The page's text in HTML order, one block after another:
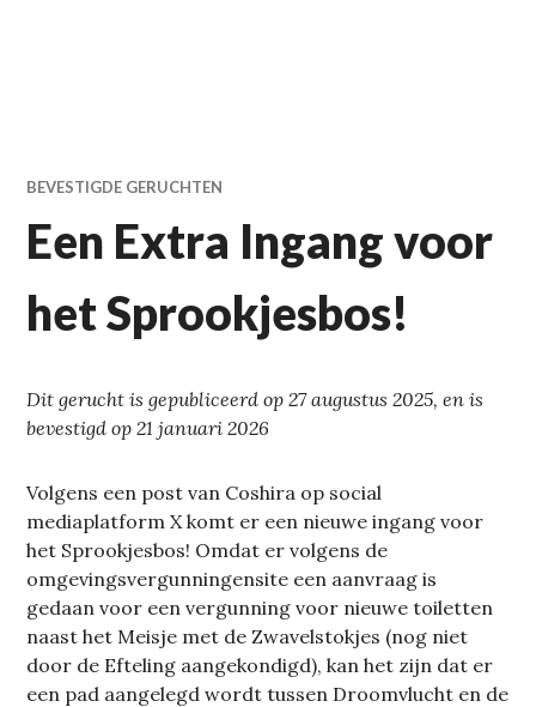
BEVESTIGDE GERUCHTEN
Een Extra Ingang voor
het Sprookjesbos!
Dit gerucht is gepubliceerd op 27 augustus 2025, en is
bevestigd op 21 januari 2026
Volgens een post van Coshira op social
mediaplatform X komt er een nieuwe ingang voor
het Sprookjesbos! Omdat er volgens de
omgevingsvergunningensite een aanvraag is
gedaan voor een vergunning voor nieuwe toiletten
naast het Meisje met de Zwavelstokjes (nog niet
door de Efteling aangekondigd), kan het zijn dat er
een pad aangelegd wordt tussen Droomvlucht en de